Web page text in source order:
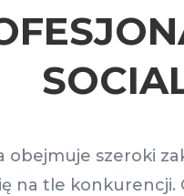
obejmuje szeroki
na tle konkurencji.